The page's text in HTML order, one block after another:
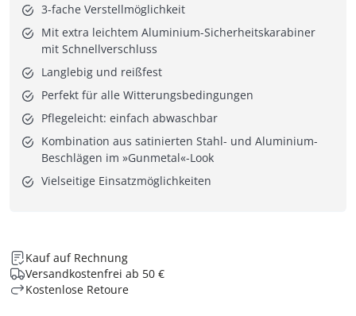
3-fache Verstellmöglichkeit
Mit extra leichtem Aluminium-Sicherheitskarabiner
mit Schnellverschluss
Langlebig und reißfest
Perfekt für alle Witterungsbedingungen
Pflegeleicht: einfach abwaschbar
Kombination aus satinierten Stahl- und Aluminium-
Beschlägen im »Gunmetal«-Look
Vielseitige Einsatzmöglichkeiten
Kauf auf Rechnung
Versandkostenfrei ab 50 €
Kostenlose Retoure